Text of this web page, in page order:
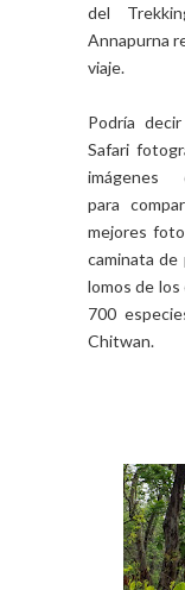
del
Annapurna
viaje.
Podría
Safari
para
mejores
caminata de
lomos de
700
Chitwan.